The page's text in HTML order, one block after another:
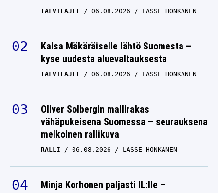
Kaisa Mäkäräiselle lähtö Suomesta –
kyse uudesta aluevaltauksesta
TALVILAJIT 06.08.2026 LASSE HONKANEN
Oliver Solbergin mallirakas
vähäpukeisena Suomessa – seurauksena
melkoinen rallikuva
RALLI 06.08.2026
Minja Korhonen paljasti IL:lle –
tähtäimessä on uusi ura